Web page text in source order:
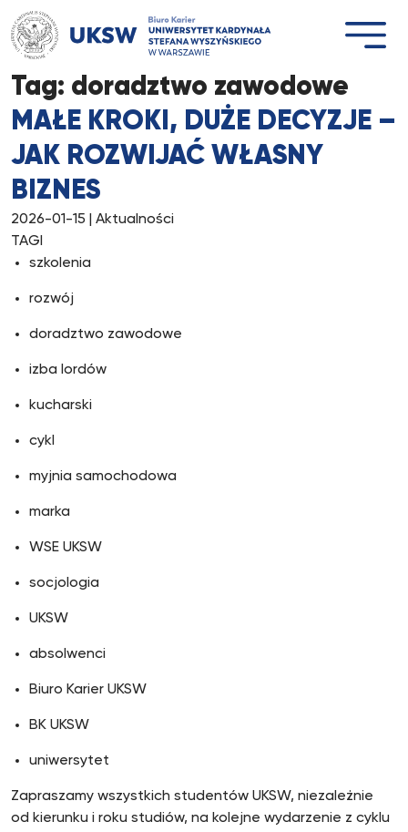
Przejdź
do
treści
Tag: doradztwo zawodowe
MAŁE KROKI, DUŻE DECYZJE –
JAK ROZWIJAĆ WŁASNY
BIZNES
2026-01-15 | Aktualności
TAGI
szkolenia
rozwój
doradztwo zawodowe
izba lordów
kucharski
cykl
myjnia samochodowa
marka
WSE UKSW
socjologia
UKSW
absolwenci
Biuro Karier UKSW
BK UKSW
uniwersytet
Zapraszamy wszystkich studentów UKSW, niezależnie
od kierunku i roku studiów, na kolejne wydarzenie z cyklu